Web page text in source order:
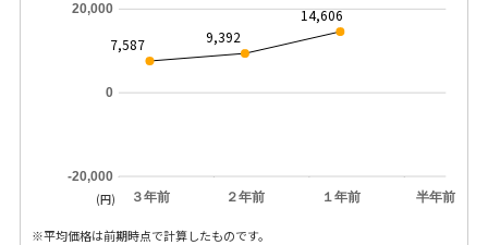
３年前 ２年前 １年前 半年前
-20,000
0
20,000
7,587 9,392
14,606
(円)
※平均価格は前期時点で計算したものです。